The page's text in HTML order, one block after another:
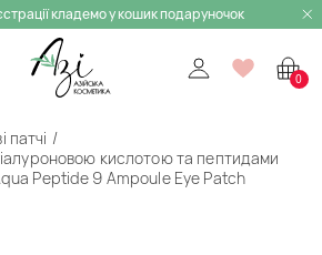
кладемо у кошик подаруночок
0
патчі
кислотою та пептидами
Peptide 9 Ampoule Eye Patch